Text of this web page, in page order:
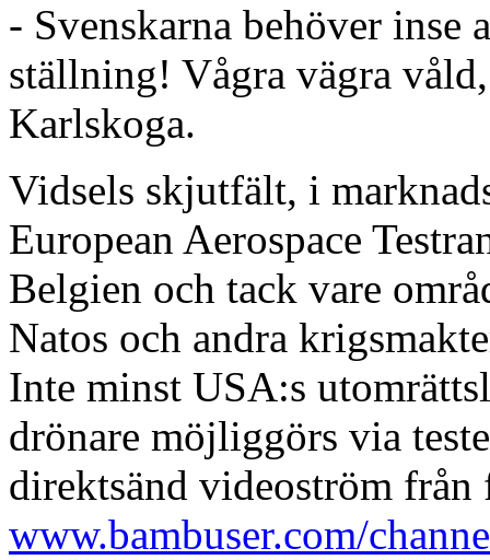
- Svenskarna behöver inse
ställning! Vågra vägra
Karlskoga.
Vidsels skjutfält, i
European Aerospace
Belgien och tack vare
Natos och andra
Inte minst USA:s
drönare möjliggörs via
direktsänd videoström från
www.bambuser.com/